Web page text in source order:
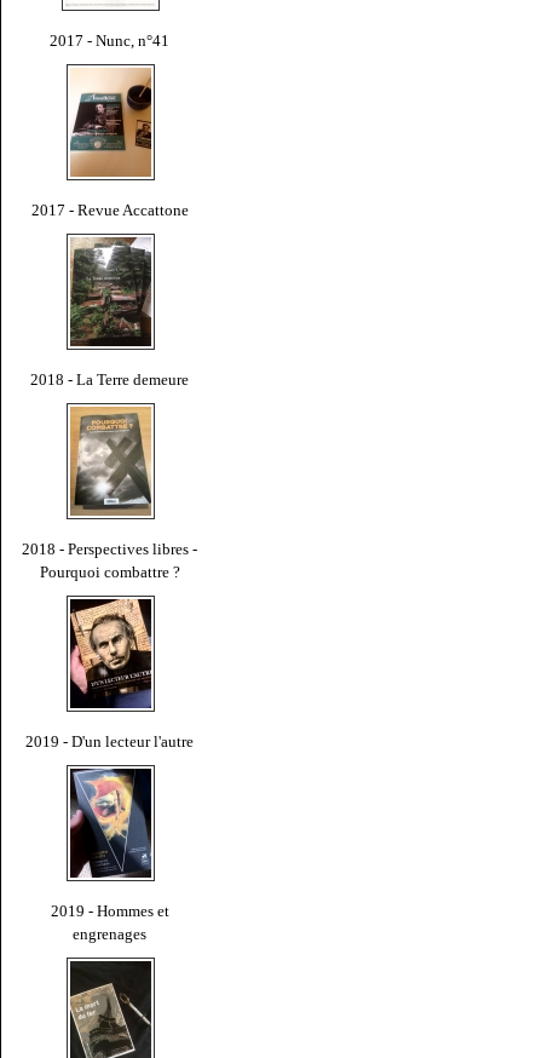
2017 - Nunc, n°41
2017 - Revue Accattone
2018 - La Terre demeure
2018 - Perspectives libres -
Pourquoi combattre ?
2019 - D'un lecteur l'autre
2019 - Hommes et
engrenages